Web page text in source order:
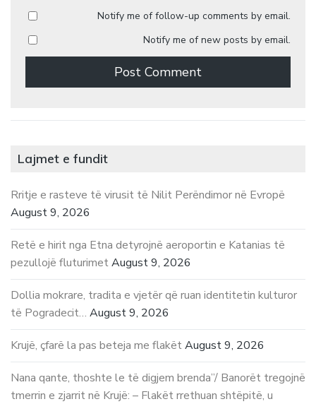
Notify me of follow-up comments by email.
Notify me of new posts by email.
Lajmet e fundit
Rritje e rasteve të virusit të Nilit Perëndimor në Evropë
August 9, 2026
Retë e hirit nga Etna detyrojnë aeroportin e Katanias të
pezullojë fluturimetAugust 9, 2026
Dollia mokrare, tradita e vjetër që ruan identitetin kulturor
të Pogradecit… August 9, 2026
Krujë, çfarë la pas beteja me flakëtAugust 9, 2026
Nana qante, thoshte le të digjem brenda”/ Banorët tregojnë
tmerrin e zjarrit në Krujë: – Flakët rrethuan shtëpitë, u